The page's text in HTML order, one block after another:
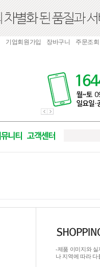
기업회원가입 장바구니 주문조회
-제품 이미지와 실
나 지역에 따라 다